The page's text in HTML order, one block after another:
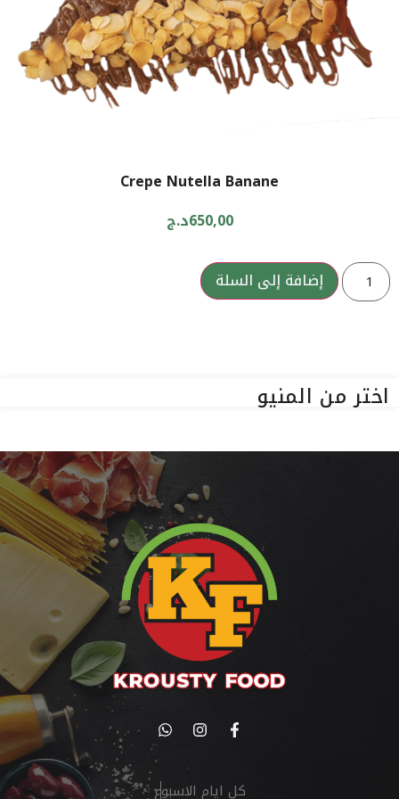
Crepe Nutella Banane
650,00د.ج
إضافة إلى السلة
اختر من المنيو
كل ايام الاسبوع